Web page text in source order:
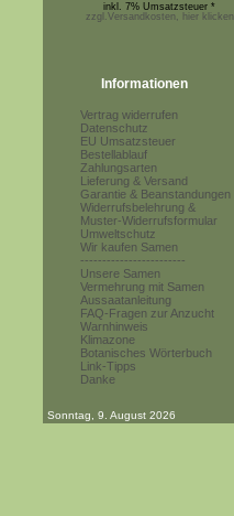
inkl. 7% Umsatzsteuer *
zzgl.Versandkosten, hier klicken
Informationen
Vertrag widerrufen
Datenschutz
EU Umsatzsteuer
Bestellablauf
Zahlungsarten
Lieferung & Versand
Garantie & Beanstandungen
Widerrufsbelehrung &
Muster-Widerrufsformular
Umweltschutz
Wir kaufen Samen
------------------------
Unsere Samen
Vermehrung mit Samen
Aussaatanleitung
FAQ-Fragen zur Anzucht
Warnhinweis
Klimazone
Botanisches Wörterbuch
Link-Tipps
Danke
Sonntag, 9. August 2026